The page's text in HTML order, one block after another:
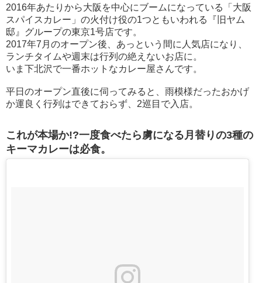
2016年あたりから大阪を中心にブームになっている「大阪
スパイスカレー」の火付け役の1つともいわれる『旧ヤム
邸』グループの東京1号店です。
2017年7月のオープン後、あっという間に人気店になり、
ランチタイムや週末は行列の絶えないお店に。
いま下北沢で一番ホットなカレー屋さんです。
平日のオープン直後に伺ってみると、雨模様だったおかげ
か運良く行列はできておらず、2巡目で入店。
これが本場か!?一度食べたら虜になる月替りの3種の
キーマカレーは必食。